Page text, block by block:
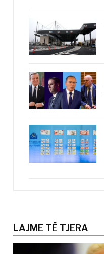
LAJME TË TJERA